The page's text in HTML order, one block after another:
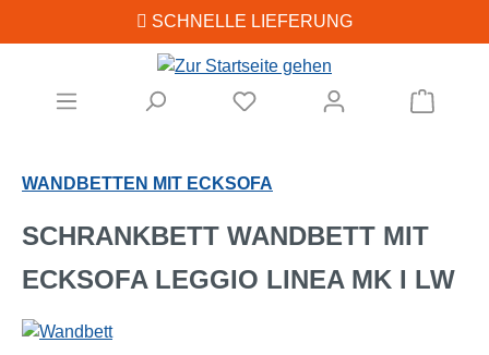
Zum Hauptinhalt springenSCHNELLE LIEFERUNG
WANDBETTEN MIT ECKSOFA
SCHRANKBETT WANDBETT MIT
ECKSOFA LEGGIO LINEA MK I LW